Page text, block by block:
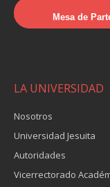
Mesa de
LA UNIVERSIDAD
Nosotros
Universidad Jesuita
Autoridades
Vicerrectorado